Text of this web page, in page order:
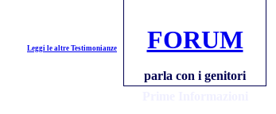
Leggi le altre Testimonianze FORUM
parla con i genitori